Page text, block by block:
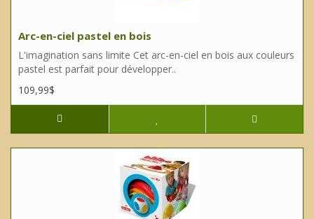
Arc-en-ciel pastel en bois
L'imagination sans limite Cet arc-en-ciel en bois aux couleurs
pastel est parfait pour développer..
109,99$